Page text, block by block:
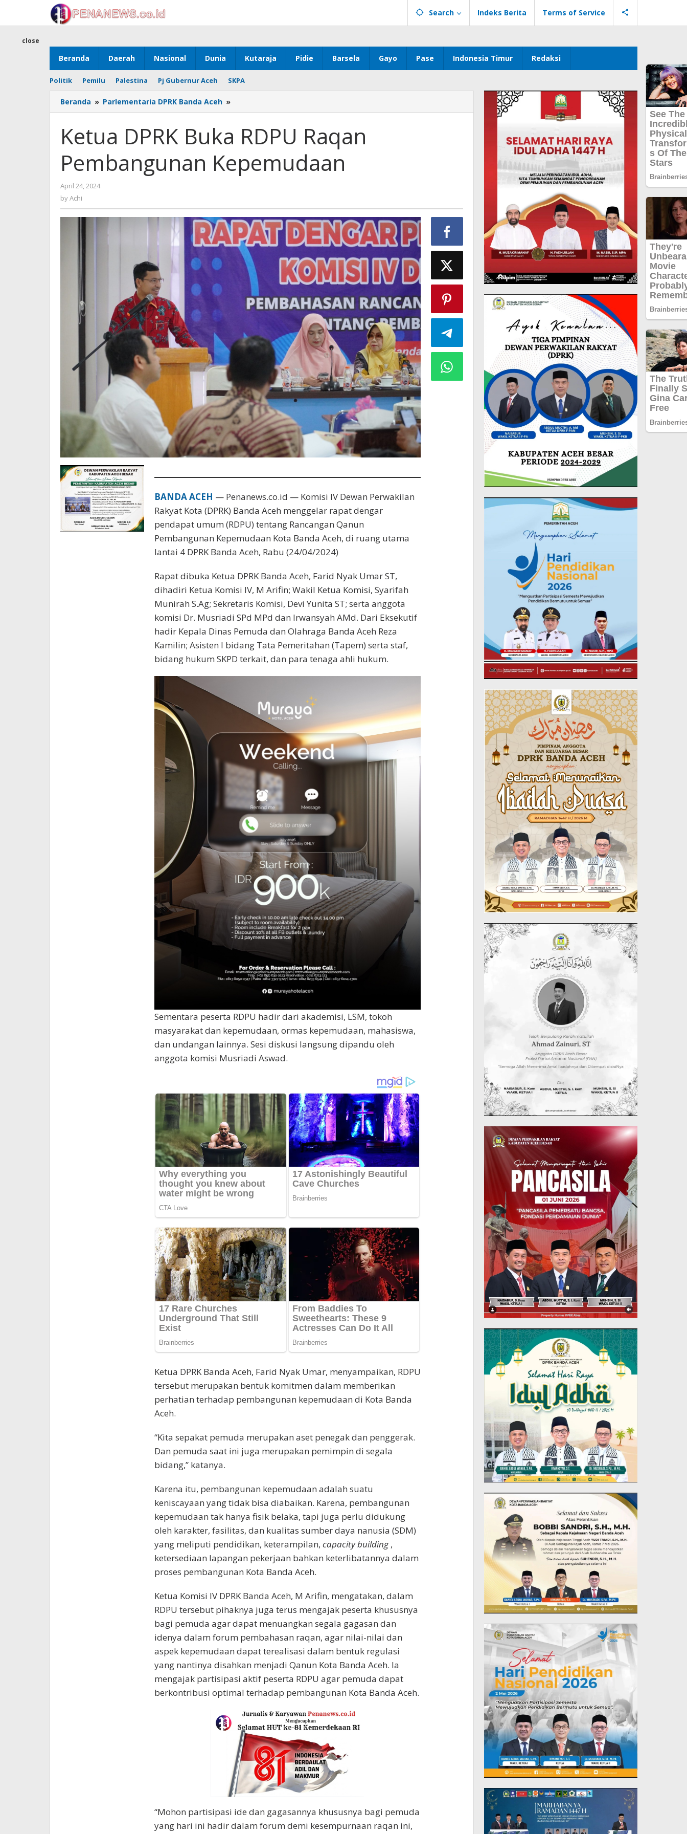
content
Search Indeks Berita Terms of Service
Beranda Daerah Nasional Dunia Kutaraja Pidie Barsela Gayo Pase Indonesia Timur Redaksi
Politik Pemilu Palestina Pj Gubernur Aceh SKPA
close
Beranda » Parlementaria DPRK Banda Aceh »
DPRK
RDPU
Raqan
Kepemudaan
Ketua DPRK Buka RDPU Raqan
Pembangunan Kepemudaan
April 24, 2024
byAchi
BANDA ACEH — Penanews.co.id — Komisi IV Dewan Perwakilan
Rakyat Kota (DPRK) Banda Aceh menggelar rapat dengar
pendapat umum (RDPU) tentang Rancangan Qanun
Pembangunan Kepemudaan Kota Banda Aceh, di ruang utama
lantai 4 DPRK Banda Aceh, Rabu (24/04/2024)
Rapat dibuka Ketua DPRK Banda Aceh, Farid Nyak Umar ST,
dihadiri Ketua Komisi IV, M Arifin; Wakil Ketua Komisi, Syarifah
Munirah S.Ag; Sekretaris Komisi, Devi Yunita ST; serta anggota
komisi Dr. Musriadi SPd MPd dan Irwansyah AMd. Dari Eksekutif
hadir Kepala Dinas Pemuda dan Olahraga Banda Aceh Reza
Kamilin; Asisten I bidang Tata Pemeritahan (Tapem) serta staf,
bidang hukum SKPD terkait, dan para tenaga ahli hukum.
Sementara peserta RDPU hadir dari akademisi, LSM, tokoh
masyarakat dan kepemudaan, ormas kepemudaan, mahasiswa,
dan undangan lainnya. Sesi diskusi langsung dipandu oleh
anggota komisi Musriadi Aswad.
Ketua DPRK Banda Aceh, Farid Nyak Umar, menyampaikan, RDPU
tersebut merupakan bentuk komitmen dalam memberikan
perhatian terhadap pembangunan kepemudaan di Kota Banda
Aceh.
“Kita sepakat pemuda merupakan aset penegak dan penggerak.
Dan pemuda saat ini juga merupakan pemimpin di segala
bidang,” katanya.
Karena itu, pembangunan kepemudaan adalah suatu
keniscayaan yang tidak bisa diabaikan. Karena, pembangunan
kepemudaan tak hanya fisik belaka, tapi juga perlu didukung
oleh karakter, fasilitas, dan kualitas sumber daya nanusia (SDM)
yang meliputi pendidikan, keterampilan, capacity building,
ketersediaan lapangan pekerjaan bahkan keterlibatannya dalam
proses pembangunan Kota Banda Aceh.
Ketua Komisi IV DPRK Banda Aceh, M Arifin, mengatakan, dalam
RDPU tersebut pihaknya juga terus mengajak peserta khususnya
bagi pemuda agar dapat menuangkan segala gagasan dan
idenya dalam forum pembahasan raqan, agar nilai-nilai dan
aspek kepemudaan dapat terealisasi dalam bentuk regulasi
yang nantinya disahkan menjadi Qanun Kota Banda Aceh. Ia
mengajak partisipasi aktif peserta RDPU agar pemuda dapat
berkontribusi optimal terhadap pembangunan Kota Banda Aceh.
“Mohon partisipasi ide dan gagasannya khususnya bagi pemuda
yang hari ini hadir dalam forum demi kesempurnaan raqan ini,